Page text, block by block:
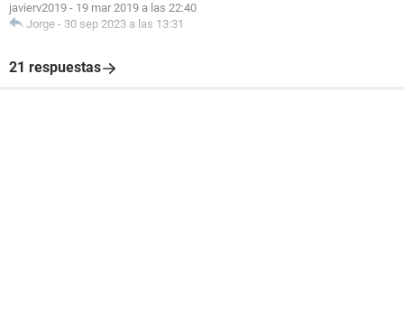
javierv2019 - 19 mar 2019 a las 22:40
Jorge - 30 sep 2023 a las 13:31
21 respuestas